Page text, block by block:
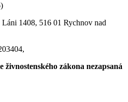
Láni 1408, 516 01 Rychnov nad
zákona nezapsaná